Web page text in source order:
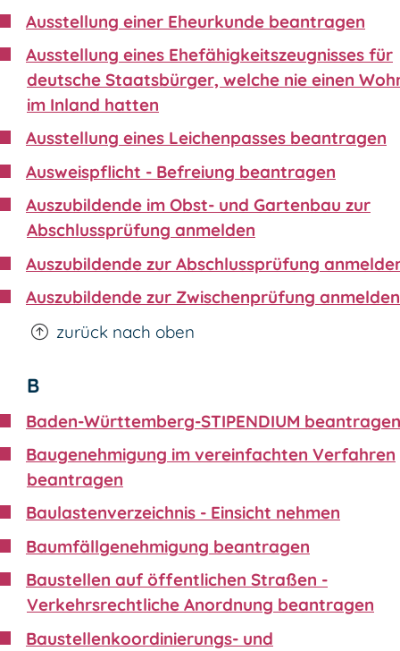
Ausstellung einer Eheurkunde beantragen
Ausstellung eines Ehefähigkeitszeugnisses für
deutsche Staatsbürger, welche nie einen
im Inland hatten
Ausstellung eines Leichenpasses beantragen
Ausweispflicht - Befreiung beantragen
Auszubildende im Obst- und Gartenbau zur
Abschlussprüfung anmelden
Auszubildende zur Abschlussprüfung
Auszubildende zur Zwischenprüfung anmelden
zurück nach oben
B
Baden-Württemberg-STIPENDIUM beantragen
Baugenehmigung im vereinfachten Verfahren
beantragen
Baulastenverzeichnis - Einsicht nehmen
Baumfällgenehmigung beantragen
Baustellen auf öffentlichen Straßen -
Verkehrsrechtliche Anordnung beantragen
Baustellenkoordinierungs- und